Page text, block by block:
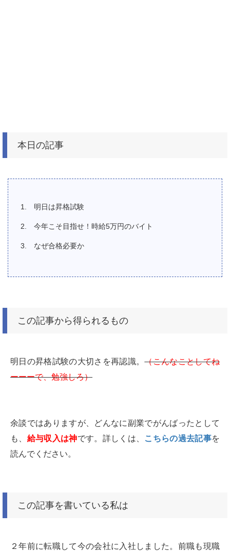
本日の記事
明日は昇格試験
今年こそ目指せ！時給5万円のバイト
なぜ合格必要か
この記事から得られるもの
明日の昇格試験の大切さを再認識。（こんなことしてね
ーーーで、勉強しろ）
余談ではありますが、どんなに副業でがんばったとして
も、 給与収入は神です。詳しくは、 こちらの過去記事を
読んでください。
この記事を書いている私は
２年前に転職して今の会社に入社しました。前職も現職